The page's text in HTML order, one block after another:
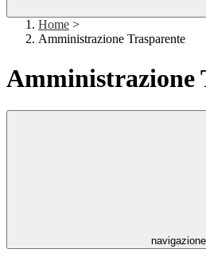
Home >
Amministrazione Trasparente
Amministrazione
navigazione